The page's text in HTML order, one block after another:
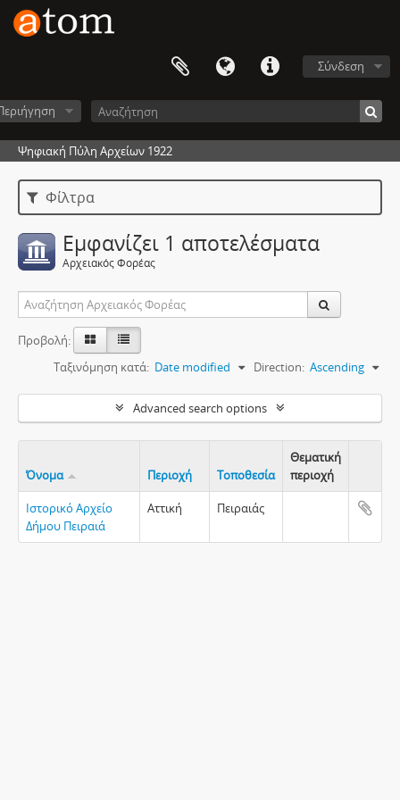
Σύνδεση
Ψηφιακή Πύλη Αρχείων 1922
Φίλτρα
Εμφανίζει 1 αποτελέσματα
Αρχειακός Φορέας
Προβολή:
Ταξινόμηση κατά: Date modified Direction: Ascending
Advanced search options
Όνομα Περιοχή Τοποθεσία
Θεματική
περιοχή
Ιστορικό Αρχείο
Δήμου Πειραιά
Αττική Πειραιάς